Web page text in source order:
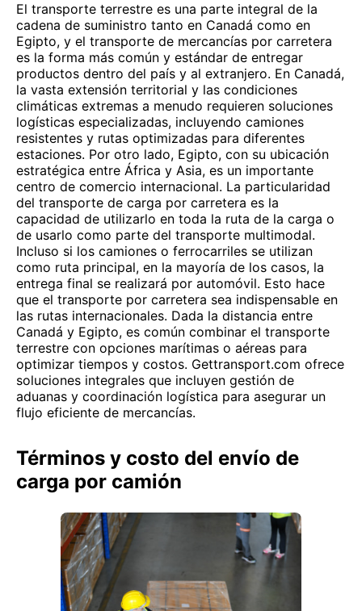
El transporte terrestre es una parte integral de la
cadena de suministro tanto en Canadá como en
Egipto, y el transporte de mercancías por carretera
es la forma más común y estándar de entregar
productos dentro del país y al extranjero. En Canadá,
la vasta extensión territorial y las condiciones
climáticas extremas a menudo requieren soluciones
logísticas especializadas, incluyendo camiones
resistentes y rutas optimizadas para diferentes
estaciones. Por otro lado, Egipto, con su ubicación
estratégica entre África y Asia, es un importante
centro de comercio internacional. La particularidad
del transporte de carga por carretera es la
capacidad de utilizarlo en toda la ruta de la carga o
de usarlo como parte del transporte multimodal.
Incluso si los camiones o ferrocarriles se utilizan
como ruta principal, en la mayoría de los casos, la
entrega final se realizará por automóvil. Esto hace
que el transporte por carretera sea indispensable en
las rutas internacionales. Dada la distancia entre
Canadá y Egipto, es común combinar el transporte
terrestre con opciones marítimas o aéreas para
optimizar tiempos y costos. Gettransport.com ofrece
soluciones integrales que incluyen gestión de
aduanas y coordinación logística para asegurar un
flujo eficiente de mercancías.
Términos y costo del envío de
carga por camión